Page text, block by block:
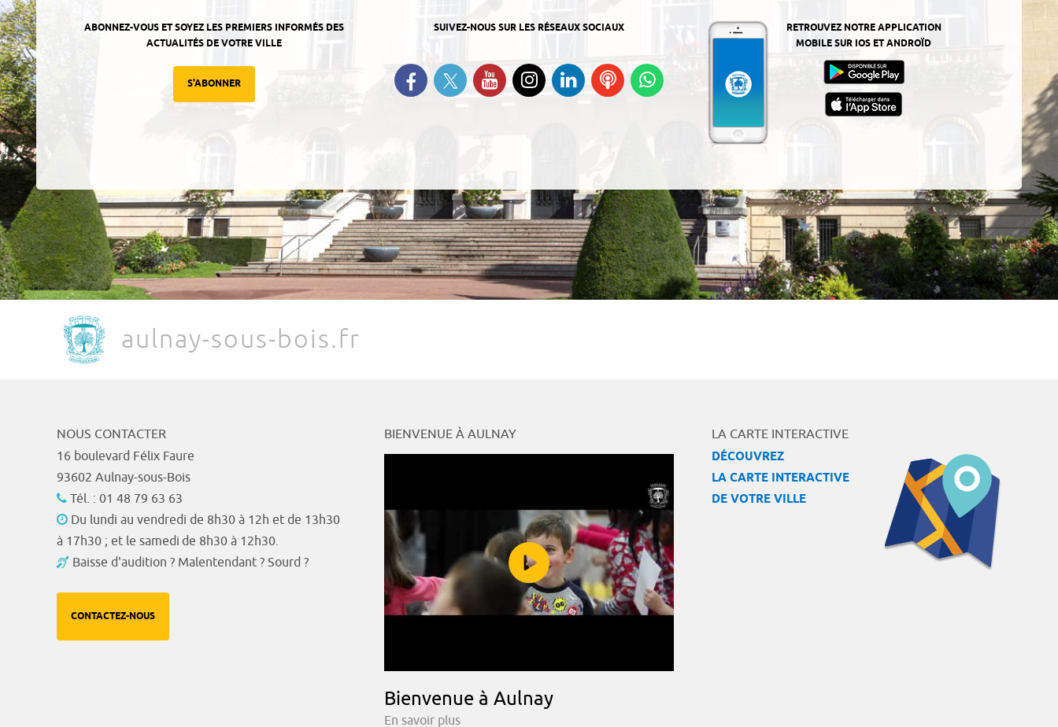
ABONNEZ-VOUS ET SOYEZ LES PREMIERS INFORMÉS DES
ACTUALITÉS DE VOTRE VILLE
S'ABONNER
SUIVEZ-NOUS SUR LES RÉSEAUX SOCIAUX
Retrouvez-nous sur Facebook
Suivez-nous sur Twitter
Suivez-nous sur YouTube
Suivez-nous sur
Instagram
Retrouvez-nous
sur Linkedin
Ecoutez
nos
RETROUVEZ NOTRE APPLICATION
MOBILE SUR IOS ET ANDROÏD
aulnay-sous-bois.fr
NOUS CONTACTER
16 boulevard Félix Faure
93602 Aulnay-sous-Bois
Tél. : 01 48 79 63 63
Du lundi au vendredi de 8h30 à 12h et de 13h30
à 17h30 ; et le samedi de 8h30 à 12h30.
Baisse d'audition ? Malentendant ? Sourd ?
CONTACTEZ-NOUS
BIENVENUE À AULNAY
Bienvenue à Aulnay
En savoir plus
LA CARTE INTERACTIVE
DÉCOUVREZ
LA CARTE INTERACTIVE
DE VOTRE VILLE